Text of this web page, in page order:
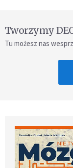
Tworzymy
Tu możesz nas